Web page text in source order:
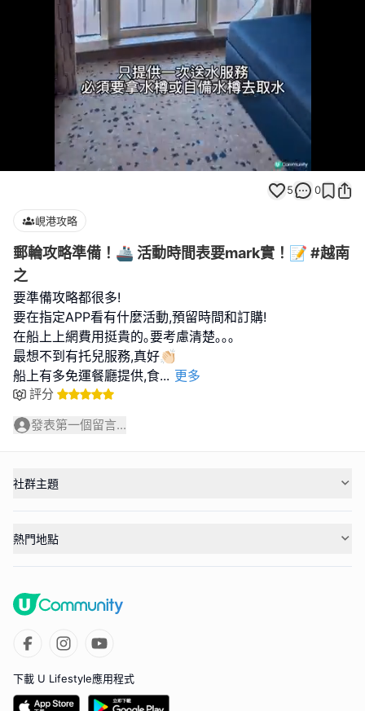
Loaded
86.75%
5 0
峴港攻略
郵輪攻略準備！🚢 活動時間表要mark實！📝 #越南
之
要準備攻略都很多!
要在指定APP看有什麼活動,預留時間和訂購!
在船上上網費用挺貴的｡要考慮清楚｡｡｡
最想不到有托兒服務,真好👏🏻
船上有多免運餐廳提供,食... 更多
評分
發表第一個留言...
社群主題
熱門地點
下載 U Lifestyle應用程式